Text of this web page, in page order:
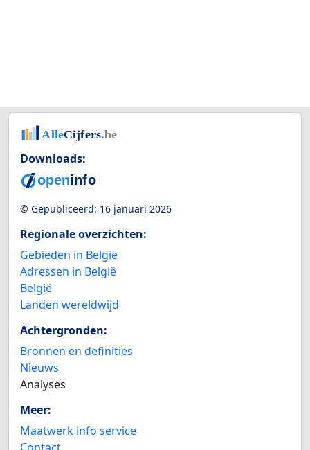
Downloads:
© Gepubliceerd: 16 januari 2026
Regionale overzichten:
Gebieden in België
Adressen in België
België
Landen wereldwijd
Achtergronden:
Bronnen en definities
Nieuws
Analyses
Meer:
Maatwerk info service